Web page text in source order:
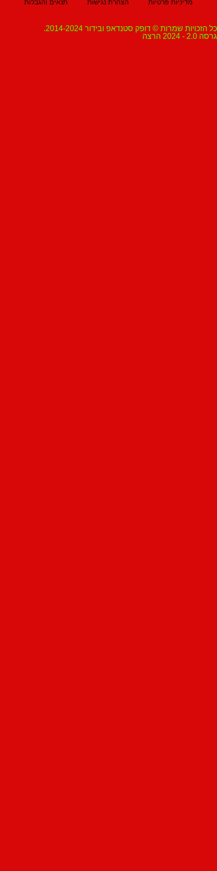
מדיניות פרטיות הצהרת נגישות תנאים והגבלות
שמרות © דופק סטנדאפ ובידור 2014-2024.